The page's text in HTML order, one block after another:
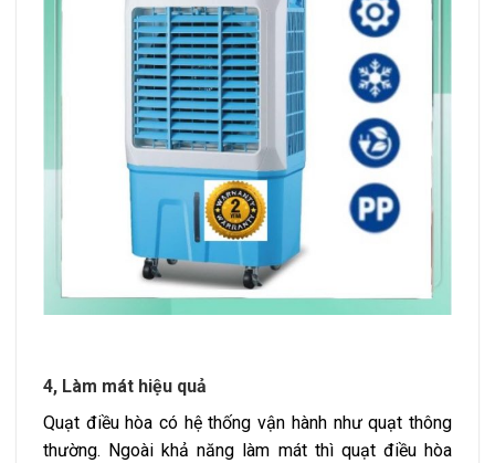
4, Làm mát hiệu quả
Quạt điều hòa có hệ thống vận hành như quạt thông
thường. Ngoài khả năng làm mát thì quạt điều hòa